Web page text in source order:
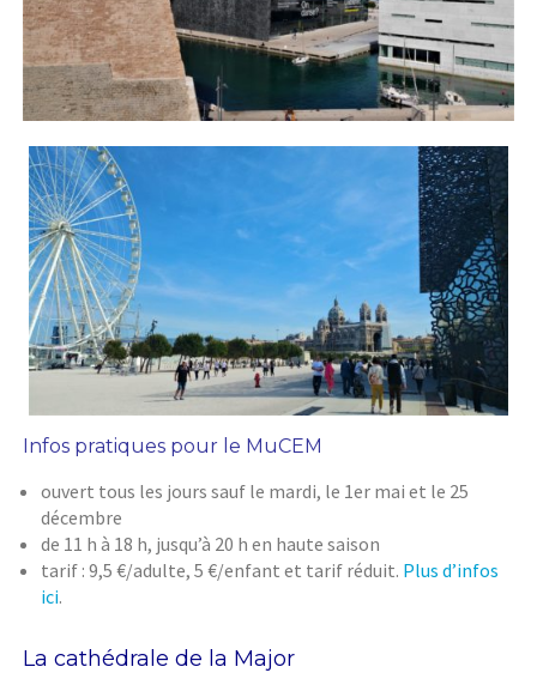
Infos pratiques pour le MuCEM
ouvert tous les jours sauf le mardi, le 1er mai et le 25
décembre
de 11 h à 18 h, jusqu’à 20 h en haute saison
tarif : 9,5 €/adulte, 5 €/enfant et tarif réduit. Plus d’infos
ici.
La cathédrale de la Major